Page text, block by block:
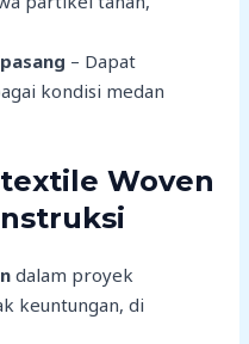
– Dapat
kondisi medan
Woven
dalam proyek
keuntungan, di